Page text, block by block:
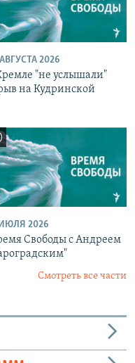
2026
"не услышали"
на Кудринской
2026
Свободы с Андреем
Смотреть все части